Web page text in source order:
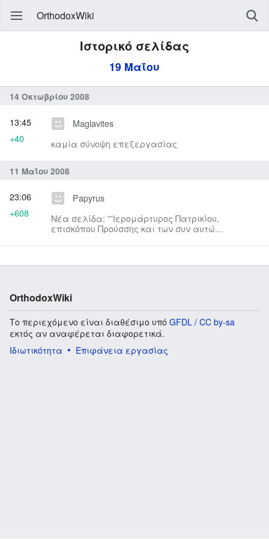
OrthodoxWiki
Ιστορικό σελίδας
19 Μαΐου
14 Οκτωβρίου 2008
Maglavites
καμία σύνοψη επεξεργασίας
13:45
+40
11 Μαΐου 2008
Papyrus
Νέα σελίδα: '''Ιερομάρτυρος Πατρικίου,
επισκόπου Προύσσης και των συν αυτώ
23:06
+608
OrthodoxWiki
Το περιεχόμενο είναι διαθέσιμο υπό GFDL / CC by-sa
εκτός αν αναφέρεται διαφορετικά.
Ιδιωτικότητα
Επιφάνεια εργασίας